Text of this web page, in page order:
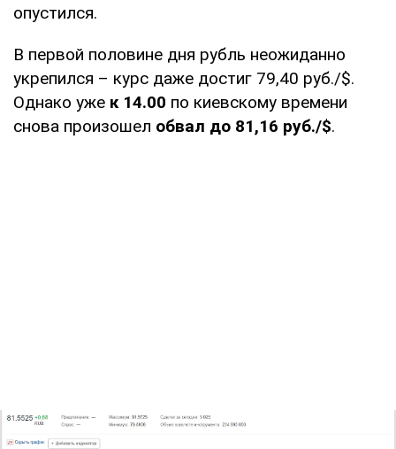
опустился.
В первой половине дня рубль неожиданно
укрепился – курс даже достиг 79,40 руб./$.
Однако уже к 14.00 по киевскому времени
снова произошел обвал до 81,16 руб./$.